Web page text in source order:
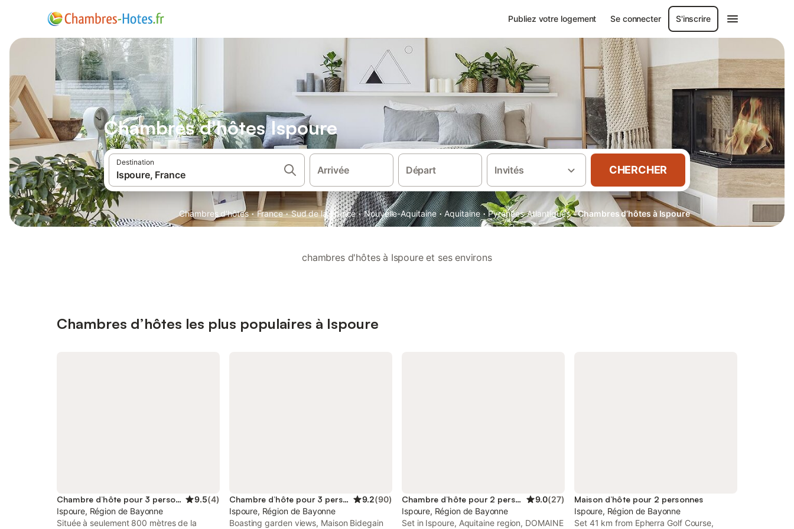
Publiez votre logement Se connecter S'inscrire
Chambres d'hôtes Ispoure
Destination
Arrivée Départ Invités CHERCHER
Chambres d'hôtes · France · Sud de la France · Nouvelle-Aquitaine · Aquitaine · Pyrénées-Atlantiques · Chambres d’hôtes à Ispoure
chambres d'hôtes à Ispoure et ses environs
Chambres d’hôtes les plus populaires à Ispoure
Chambre d’hôte pour 3 personnes 9.5(4)
Ispoure, Région de Bayonne
Située à seulement 800 mètres de la
Chambre d’hôte pour 3 personnes 9.2(90)
Ispoure, Région de Bayonne
Boasting garden views, Maison Bidegain
Chambre d’hôte pour 2 personnes 9.0(27)
Ispoure, Région de Bayonne
Set in Ispoure, Aquitaine region, DOMAINE
Maison d’hôte pour 2 personnes
Ispoure, Région de Bayonne
Set 41 km from Epherra Golf Course,